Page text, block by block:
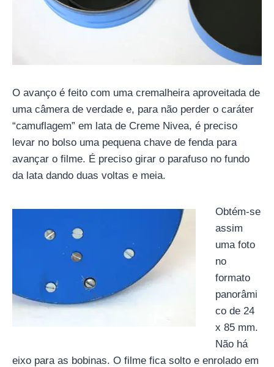
O avanço é feito com uma cremalheira aproveitada de
uma câmera de verdade e, para não perder o caráter
“camuflagem” em lata de Creme Nivea, é preciso
levar no bolso uma pequena chave de fenda para
avançar o filme. É preciso girar o parafuso no fundo
da lata dando duas voltas e meia.
Obtém-se
assim
uma foto
no
formato
panorâmi
co de 24
x 85 mm.
Não há
eixo para as bobinas. O filme fica solto e enrolado em